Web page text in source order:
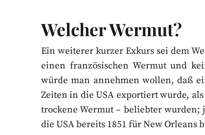
Welcher Wermut?
Ein weiterer kurzer Exkurs sei dem
einen französischen Wermut und
würde man annehmen wollen, daß
Zeiten in die USA exportiert wurde,
trockene Wermut – beliebter wurden;
die USA bereits 1851 für New Orleans